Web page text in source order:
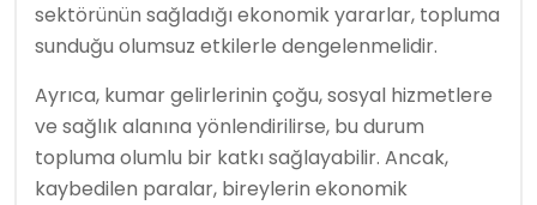
sektörünün sağladığı ekonomik yararlar, topluma
sunduğu olumsuz etkilerle dengelenmelidir.
Ayrıca, kumar gelirlerinin çoğu, sosyal hizmetlere
ve sağlık alanına yönlendirilirse, bu durum
topluma olumlu bir katkı sağlayabilir. Ancak,
kaybedilen paralar, bireylerin ekonomik